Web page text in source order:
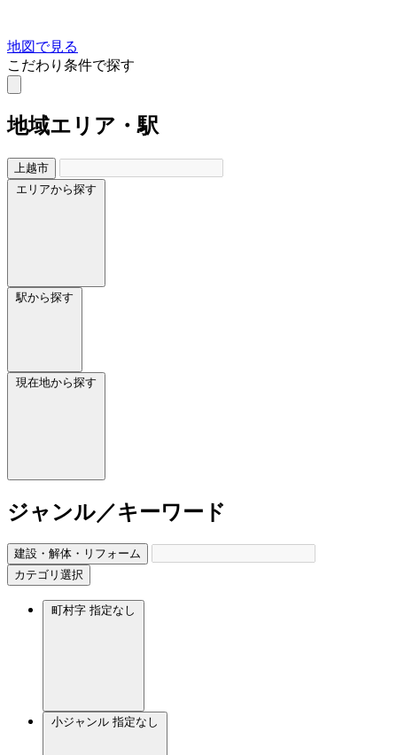
地図で見る
こだわり条件で探す
地域エリア・駅
上越市
エリアから探す
駅から探す
現在地から探す
ジャンル／キーワード
建設・解体・リフォーム
カテゴリ選択
町村字 指定なし
小ジャンル 指定なし